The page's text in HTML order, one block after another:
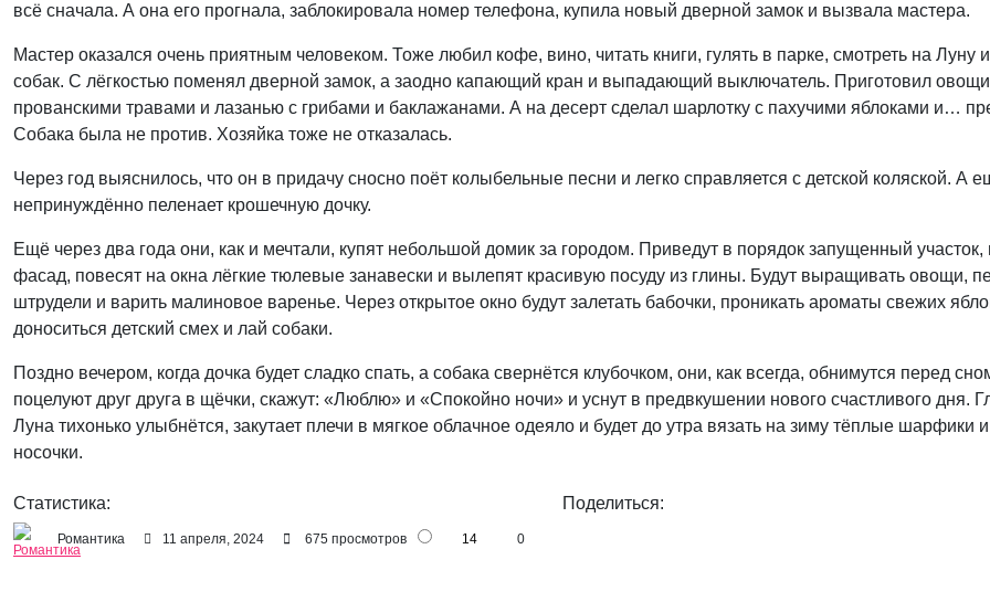
всё сначала. А она его прогнала, заблокировала номер телефона, купила новый дверной замок и вызвала мастера.
Мастер оказался очень приятным человеком. Тоже любил кофе, вино, читать книги, гулять в парке, смотреть на Луну
собак. С лёгкостью поменял дверной замок, а заодно капающий кран и выпадающий выключатель. Приготовил
прованскими травами и лазанью с грибами и баклажанами. А на десерт сделал шарлотку с пахучими яблоками и…
Собака была не против. Хозяйка тоже не отказалась.
Через год выяснилось, что он в придачу сносно поёт колыбельные песни и легко справляется с детской коляской. А
непринуждённо пеленает крошечную дочку.
Ещё через два года они, как и мечтали, купят небольшой домик за городом. Приведут в порядок запущенный участок,
фасад, повесят на окна лёгкие тюлевые занавески и вылепят красивую посуду из глины. Будут выращивать овощи,
штрудели и варить малиновое варенье. Через открытое окно будут залетать бабочки, проникать ароматы свежих
доноситься детский смех и лай собаки.
Поздно вечером, когда дочка будет сладко спать, а собака свернётся клубочком, они, как всегда, обнимутся перед
поцелуют друг друга в щёчки, скажут: «Люблю» и «Спокойно ночи» и уснут в предвкушении нового счастливого дня.
Луна тихонько улыбнётся, закутает плечи в мягкое облачное одеяло и будет до утра вязать на зиму тёплые шарфики
носочки.
Статистика:
Романтика 11 апреля, 2024 675 просмотров 14 0
Поделиться: